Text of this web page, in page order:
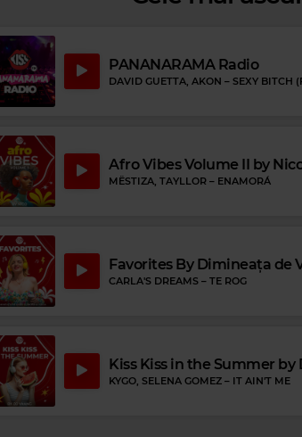
B.B. KING TO KNOW YOU IS TO LOVE YOU
PANANARAMA Radio
DAVID GUETTA, AKON – SEXY BITCH
Afro Vibes Volume II by
MËSTIZA, TAYLLOR – ENAMORÁ
Favorites By Dimineața de
CARLA'S DREAMS – TE ROG
Kiss Kiss in the Summer by
KYGO, SELENA GOMEZ – IT AIN'T ME